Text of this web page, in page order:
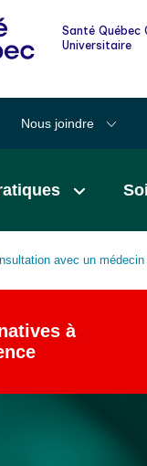
Santé
Universitaire
Nous joindre
les familles et
DPJ
avec un
à